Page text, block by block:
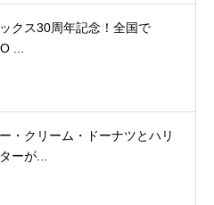
クス30周年記念！全国で
...
・クリーム・ドーナツとハリ
ーが...